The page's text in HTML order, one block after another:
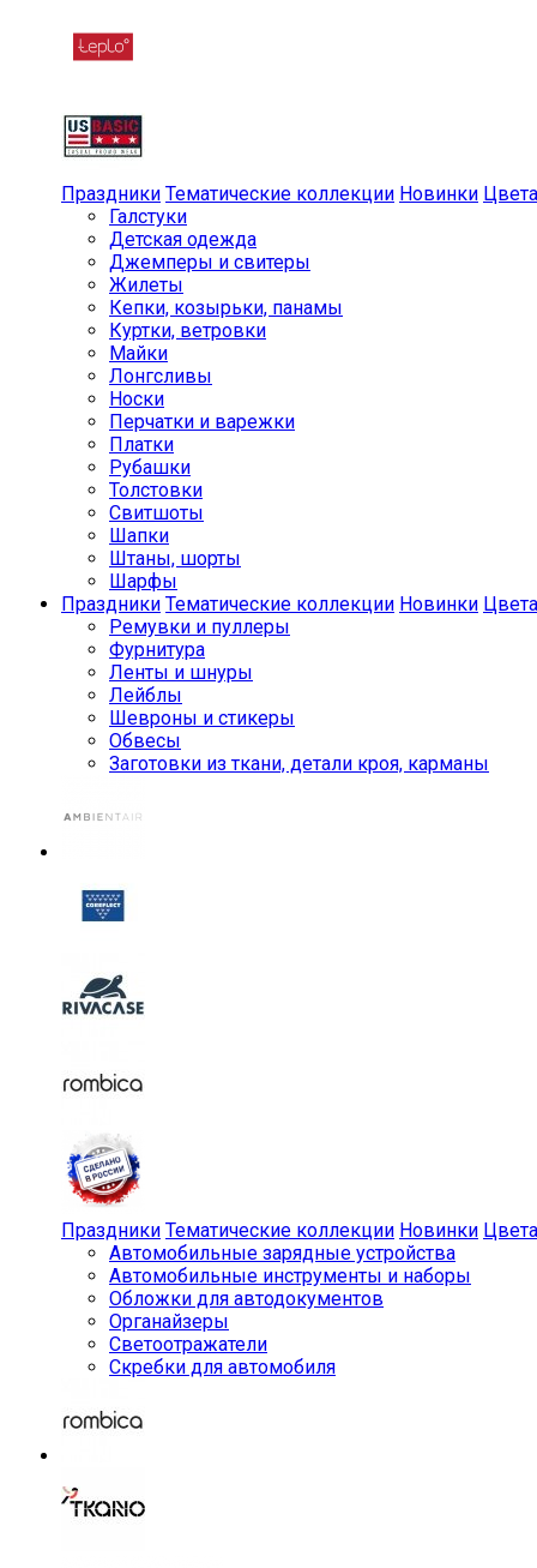
Праздники Тематические коллекции Новинки Цвета
Галстуки
Детская одежда
Джемперы и свитеры
Жилеты
Кепки, козырьки, панамы
Куртки, ветровки
Майки
Лонгсливы
Носки
Перчатки и варежки
Платки
Рубашки
Толстовки
Свитшоты
Шапки
Штаны, шорты
Шарфы
Праздники Тематические коллекции Новинки Цвета
Ремувки и пуллеры
Фурнитура
Ленты и шнуры
Лейблы
Шевроны и стикеры
Обвесы
Заготовки из ткани, детали кроя, карманы
Праздники Тематические коллекции Новинки Цвета
Автомобильные зарядные устройства
Автомобильные инструменты и наборы
Обложки для автодокументов
Органайзеры
Светоотражатели
Скребки для автомобиля